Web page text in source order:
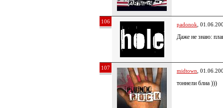
106 padonok ,
Даже не знаю:
107 midtown ,
тоннели блиа )))